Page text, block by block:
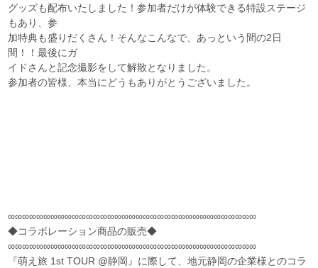
グッズも配布いたしました！参加者だけが体験できる特設ステージ
もあり、参
加特典も盛りだくさん！そんなこんなで、あっという間の2日
間！！最後にガ
イドさんと記念撮影をして解散となりました。
参加者の皆様、本当にどうもありがとうございました。
∞∞∞∞∞∞∞∞∞∞∞∞∞∞∞∞∞∞∞∞∞∞∞∞∞∞∞∞∞∞∞∞∞∞∞
◆コラボレーション商品の販売◆
∞∞∞∞∞∞∞∞∞∞∞∞∞∞∞∞∞∞∞∞∞∞∞∞∞∞∞∞∞∞∞∞∞∞∞
『萌え旅 1st TOUR @静岡』に際して、地元静岡の企業様とのコラ